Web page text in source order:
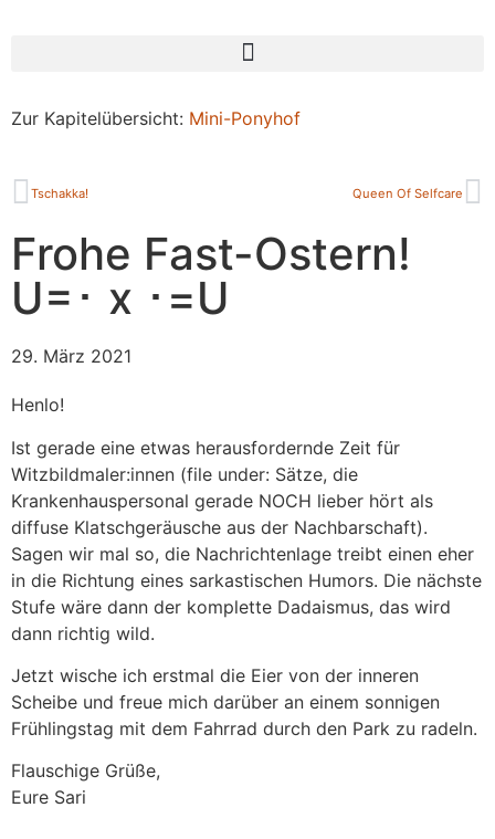
Zur Kapitelübersicht: Mini-Ponyhof
Tschakka! Queen Of Selfcare
Frohe Fast-Ostern!
U=･ x ･=U
29. März 2021
Henlo!
Ist gerade eine etwas herausfordernde Zeit für
Witzbildmaler:innen (file under: Sätze, die
Krankenhauspersonal gerade NOCH lieber hört als
diffuse Klatschgeräusche aus der Nachbarschaft).
Sagen wir mal so, die Nachrichtenlage treibt einen eher
in die Richtung eines sarkastischen Humors. Die nächste
Stufe wäre dann der komplette Dadaismus, das wird
dann richtig wild.
Jetzt wische ich erstmal die Eier von der inneren
Scheibe und freue mich darüber an einem sonnigen
Frühlingstag mit dem Fahrrad durch den Park zu radeln.
Flauschige Grüße,
Eure Sari